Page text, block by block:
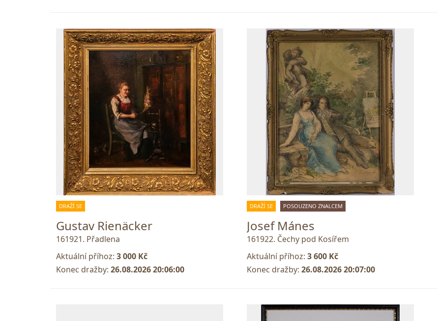
DRAŽÍ SE
Gustav Rienäcker
161921. Přadlena
Aktuální příhoz: 3 000 Kč
Konec dražby: 26.08.2026 20:06:00
DRAŽÍ SE POSOUZENO ZNALCEM
Josef Mánes
161922. Čechy pod Kosířem
Aktuální příhoz: 3 600 Kč
Konec dražby: 26.08.2026 20:07:00